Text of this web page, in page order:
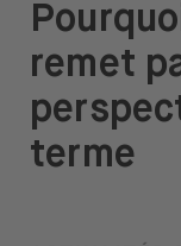
remet
terme